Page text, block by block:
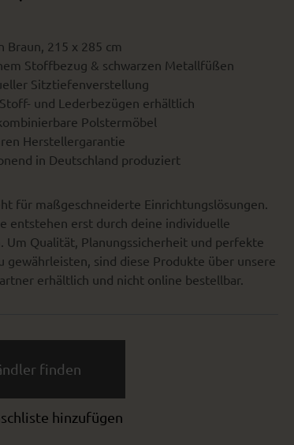
Braun, 215 x 285 cm
Stoffbezug & schwarzen Metallfüßen
Sitztiefenverstellung
und Lederbezügen erhältlich
Polstermöbel
Herstellergarantie
in Deutschland produziert
für maßgeschneiderte Einrichtungslösungen.
entstehen erst durch deine individuelle
Um Qualität, Planungssicherheit und perfekte
gewährleisten, sind diese Produkte über unsere
erhältlich und nicht online bestellbar.
finden
hinzufügen